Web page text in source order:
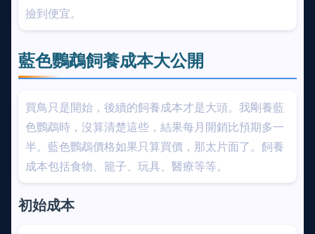
撿到便宜。
藍色鸚鵡飼養成本大公開
買鳥只是開始，後續的飼養成本才是大頭。我剛養藍
色鸚鵡時，沒算清楚這些，結果每月開銷比預期多一
半。藍色鸚鵡價格如果只算買價，那太片面了。飼養
成本包括食物、籠子、玩具、醫療等等。
初始成本